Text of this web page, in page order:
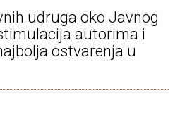
udruga oko Javnog
autorima i
ostvarenja u